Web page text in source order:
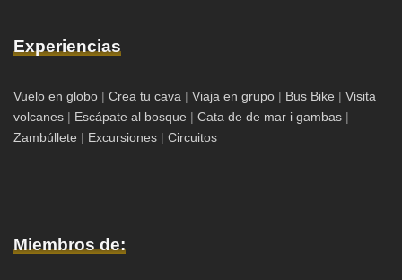
Experiencias
Vuelo en globo | Crea tu cava | Viaja en grupo | Bus Bike | Visita
volcanes | Escápate al bosque | Cata de de mar i gambas |
Zambúllete | Excursiones | Circuitos
Miembros de: